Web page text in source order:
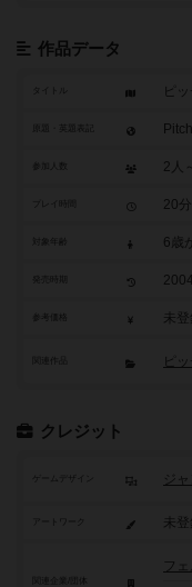
作品データ
タイトル ピ
参加人数 2人
20
6歳
参考価格 未登
関連作品 ピ
クレジット
ゲームデザイン ジ
アートワーク 未登
フ